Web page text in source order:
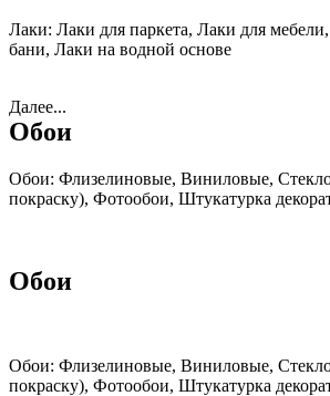
Лаки: Лаки для паркета, Лаки для
бани, Лаки на водной основе
Далее...
Обои
Обои: Флизелиновые, Виниловые,
покраску), Фотообои, Штукатурка
Обои
Обои: Флизелиновые, Виниловые,
покраску), Фотообои, Штукатурка